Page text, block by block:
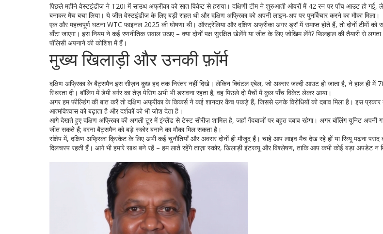
पिछले महीने वेस्टइंडीज ने T20I में साउथ अफ्रीका को सात विकेट से हराया। दक्षिणी टीम ने शुरुआती ओवरों में 42 रन पर पाँच आउट हो गई,
बनाकर मैच बचा लिया। ये जीत वेस्टइंडीज के लिए बड़ी राहत थी और दक्षिण अफ्रिका को अपनी लाइन‑अप पर पुनर्विचार करने का मौका मिला।
एक और महत्वपूर्ण घटना WTC फाइनल 2025 की घोषणा थी। ऑस्ट्रेलिया और दक्षिण अफ्रीका अगर ड्रॉ में समाप्त होते हैं, तो दोनों टीमों को
बाँटा जाएगा। इस नियम ने कई रणनीतिक सवाल उठाए – क्या दोनों पक्ष सुरक्षित खेलेंगे या जीत के लिए जोखिम लेंगे? फिलहाल की तैयारी से लगता
पॉलिसी अपनाने की कोशिश में हैं।
मुख्य खिलाड़ी और उनकी फ़ॉर्म
दक्षिण अफ्रिका के बैट्समैन इस सीज़न कुछ हद तक निरंतर नहीं दिखे। लेकिन क्‍विंटल एबेल, जो अक्सर जल्दी आउट हो जाता है, ने हाल ही में
स्थिरता दी। बॉलिंग में डेमी बर्गर का तेज़ पेसिंग अभी भी डरावना रहता है; वह पिछले दो मैचों में कुल पाँच विकेट लेकर आया।
अगर हम फील्डिंग की बात करें तो दक्षिण अफ्रीका के किकर्स ने कई शानदार कैच पकड़े हैं, जिससे उनके विरोधियों को दबाव मिला है। इस
आत्मविश्वास को बढ़ाता है और दर्शकों को भी जोश देता है।
आगे देखते हुए दक्षिण अफ्रिका की अगली टूर में इंग्लैंड से टेस्ट सीरीज़ शामिल है, जहाँ गेंदबाजों पर बहुत दबाव रहेगा। अगर बॉलिंग यूनिट अपनी
जीत सकते हैं; वरना बैट्समैन को बड़े स्कोर बनाने का मौका मिल सकता है।
संक्षेप में, दक्षिण अफ्रिका क्रिकेट के लिए अभी कई चुनौतियाँ और अवसर दोनों ही मौजूद हैं। चाहे आप लाइव मैच देख रहे हों या रिव्यू पढ़ना
दिलचस्प रहती हैं। आगे भी हमारे साथ बने रहें – हम लाते रहेंगे ताज़ा स्कोर, खिलाड़ी इंटरव्यू और विश्लेषण, ताकि आप कभी कोई बड़ा अपडेट न